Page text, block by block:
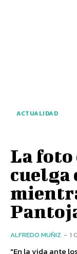
ACTUALIDAD
La foto
ALFREDO MUÑIZ - 1
"En la vida ante